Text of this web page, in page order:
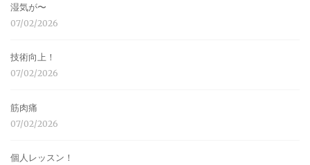
湿気が〜
07/02/2026
技術向上！
07/02/2026
筋肉痛
07/02/2026
個人レッスン！